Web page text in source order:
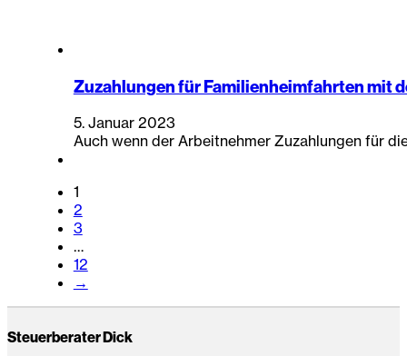
Zuzahlungen für Familienheimfahrten mit
5. Januar 2023
Auch wenn der Arbeitnehmer Zuzahlungen für
1
2
3
…
12
→
Steuerberater Dick